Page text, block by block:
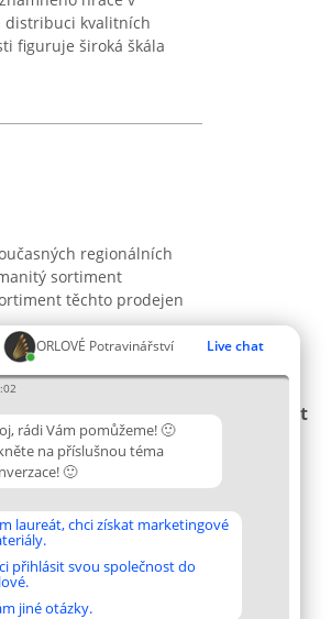
ORLOVÉ Potravinářství Live chat
rádi Vám pomůžeme! 🙂
na příslušnou téma
🙂
laureát, chci získat marketingové
přihlásit svou společnost do
jiné otázky.
distribuci kvalitních
figuruje široká škála
regionálních
sortiment
těchto prodejen
sp. k.
22
50-079
Plebiscyt
Vítězové
Seznam
Zásady
Zásady
ochrany
Kontakt